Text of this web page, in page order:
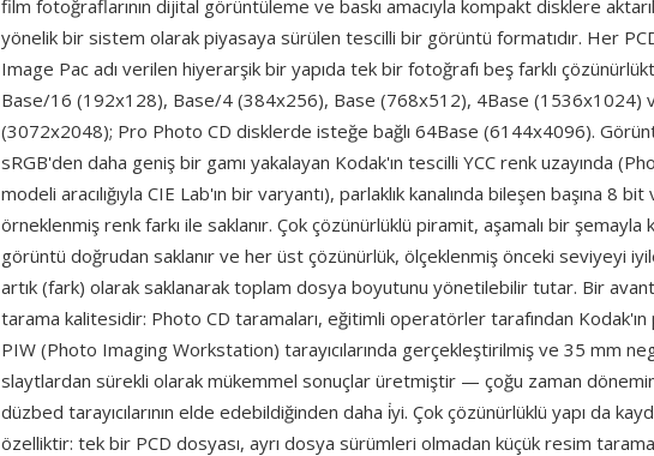
film fotoğraflarının dijital görüntüleme ve baskı amacıyla kompakt disklere
yönelik bir sistem olarak piyasaya sürülen tescilli bir görüntü formatıdır. Her
Image Pac adı verilen hiyerarşik bir yapıda tek bir fotoğrafı beş farklı
Base/16 (192x128), Base/4 (384x256), Base (768x512), 4Base (1536x1024)
(3072x2048); Pro Photo CD disklerde isteğe bağlı 64Base (6144x4096).
sRGB'den daha geniş bir gamı yakalayan Kodak'ın tescilli YCC renk uzayında
modeli aracılığıyla CIE Lab'ın bir varyantı), parlaklık kanalında bileşen başına 8
örneklenmiş renk farkı ile saklanır. Çok çözünürlüklü piramit, aşamalı bir şemayla
görüntü doğrudan saklanır ve her üst çözünürlük, ölçeklenmiş önceki seviyeyi
artık (fark) olarak saklanarak toplam dosya boyutunu yönetilebilir tutar. Bir
tarama kalitesidir: Photo CD taramaları, eğitimli operatörler tarafından
PIW (Photo Imaging Workstation) tarayıcılarında gerçekleştirilmiş ve 35 mm
slaytlardan sürekli olarak mükemmel sonuçlar üretmiştir — çoğu zaman
düzbed tarayıcılarının elde edebildiğinden daha i̇yi. Çok çözünürlüklü yapı da
özelliktir: tek bir PCD dosyası, ayrı dosya sürümleri olmadan küçük resim